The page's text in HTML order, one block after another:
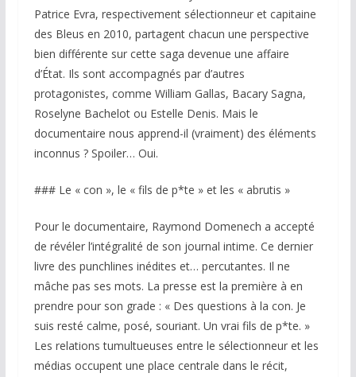
Patrice Evra, respectivement sélectionneur et capitaine
des Bleus en 2010, partagent chacun une perspective
bien différente sur cette saga devenue une affaire
d’État. Ils sont accompagnés par d’autres
protagonistes, comme William Gallas, Bacary Sagna,
Roselyne Bachelot ou Estelle Denis. Mais le
documentaire nous apprend-il (vraiment) des éléments
inconnus ? Spoiler… Oui.
### Le « con », le « fils de p*te » et les « abrutis »
Pour le documentaire, Raymond Domenech a accepté
de révéler l’intégralité de son journal intime. Ce dernier
livre des punchlines inédites et… percutantes. Il ne
mâche pas ses mots. La presse est la première à en
prendre pour son grade : « Des questions à la con. Je
suis resté calme, posé, souriant. Un vrai fils de p*te. »
Les relations tumultueuses entre le sélectionneur et les
médias occupent une place centrale dans le récit,